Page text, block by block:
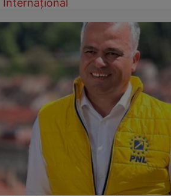
Internațional